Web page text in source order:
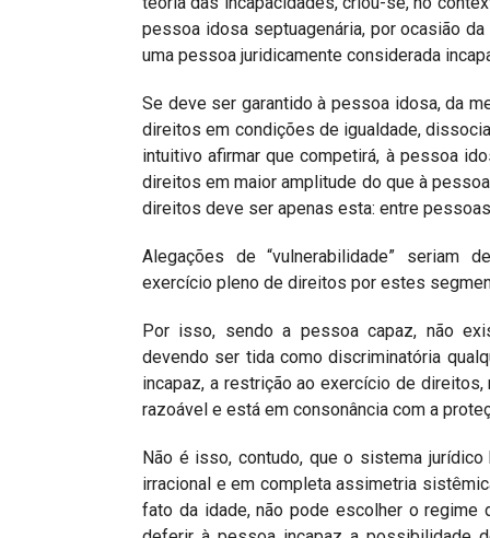
pessoa idosa septuagenária, por ocasião
uma pessoa juridicamente considerada
Se deve ser garantido à pessoa idosa, da
direitos em condições de igualdade,
intuitivo afirmar que competirá, à pessoa
direitos em maior amplitude do que à
direitos deve ser apenas esta: entre
Alegações de “vulnerabilidade” seriam
exercício pleno de direitos por estes
Por isso, sendo a pessoa capaz, não
devendo ser tida como discriminatória
incapaz, a restrição ao exercício de
razoável e está em consonância com a
Não é isso, contudo, que o sistema
irracional e em completa assimetria
fato da idade, não pode escolher o regime